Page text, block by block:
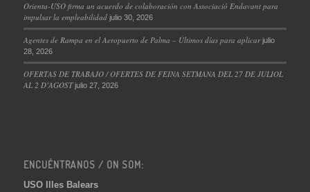
Orienta-USO firma un acuerdo de colaboración con Associació Endavant para
impulsar la empleabilidad julio 30, 2026
Agentes de Rampa en el Aeropuerto de Palma – Últimos días para aplicar julio
28, 2026
OFERTAS DE TRABAJO / OFERTES DE FEINA SETMANA DEL 27 DE JULIOL
AL 2 D’AGOST julio 27, 2026
ENCUÉNTRANOS / ON SOM:
USO Illes Balears